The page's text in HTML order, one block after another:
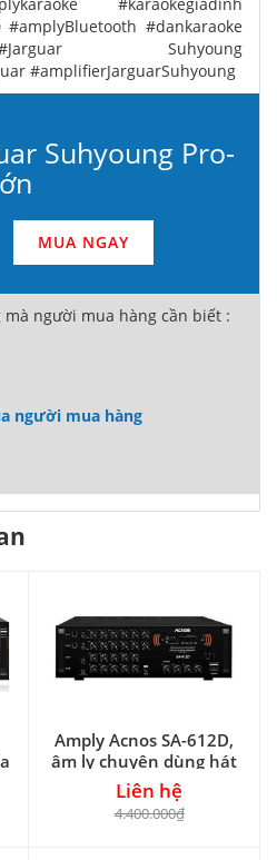
#amplyBluetooth #dankaraoke
Suhyoung
#amplifierJarguarSuhyoung
Suhyoung Pro-
MUA NGAY
người mua hàng cần biết :
người mua hàng
Amply Acnos SA-612D,
âm ly chuyên dùng hát
karaoke
Liên hệ
4.400.000₫